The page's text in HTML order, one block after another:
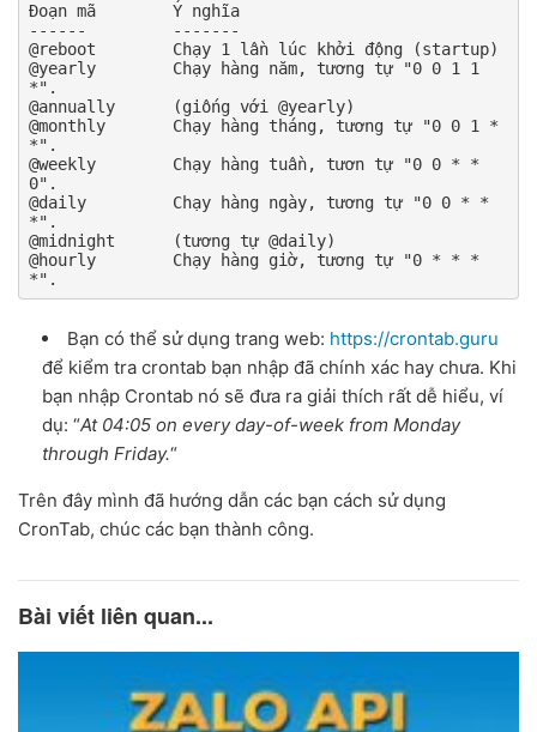
Đoạn mã        Ý nghĩa
------         -------
@reboot        Chạy 1 lần lúc khởi động (startup)
@yearly        Chạy hàng năm, tương tự "0 0 1 1
*".
@annually      (giống với @yearly)
@monthly       Chạy hàng tháng, tương tự "0 0 1 *
*".
@weekly        Chạy hàng tuần, tươn tự "0 0 * *
0".
@daily         Chạy hàng ngày, tương tự "0 0 * *
*".
@midnight      (tương tự @daily)
@hourly        Chạy hàng giờ, tương tự "0 * * *
*".
Bạn có thể sử dụng trang web: https://crontab.guru
để kiểm tra crontab bạn nhập đã chính xác hay chưa. Khi
bạn nhập Crontab nó sẽ đưa ra giải thích rất dễ hiểu, ví
dụ: “At 04:05 on every day-of-week from Monday
through Friday.“
Trên đây mình đã hướng dẫn các bạn cách sử dụng
CronTab, chúc các bạn thành công.
Bài viết liên quan...